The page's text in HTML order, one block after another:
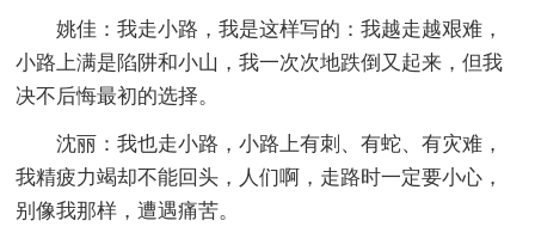
姚佳：我走小路，我是这样写的：我越走越艰难，
小路上满是陷阱和小山，我一次次地跌倒又起来，但我
决不后悔最初的选择。
沈丽：我也走小路，小路上有刺、有蛇、有灾难，
我精疲力竭却不能回头，人们啊，走路时一定要小心，
别像我那样，遭遇痛苦。